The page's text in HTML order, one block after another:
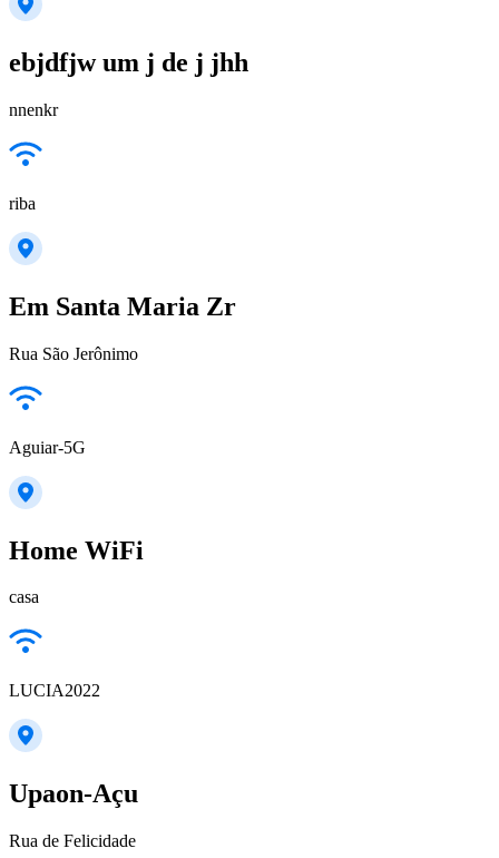
ebjdfjw um j de j jhh
nnenkr
riba
Em Santa Maria Zr
Rua São Jerônimo
Aguiar-5G
Home WiFi
casa
LUCIA2022
Upaon-Açu
Rua de Felicidade